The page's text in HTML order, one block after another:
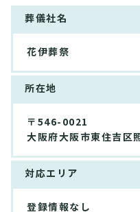
葬儀社名
花伊葬祭
所在地
〒546-0021
大阪府大阪市東住吉区
対応エリア
登録情報なし